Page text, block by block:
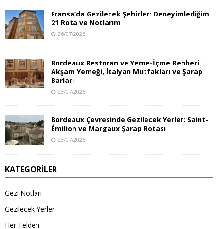
Fransa’da Gezilecek Şehirler: Deneyimlediğim
21 Rota ve Notlarım
26/07/2026
Bordeaux Restoran ve Yeme-İçme Rehberi:
Akşam Yemeği, İtalyan Mutfakları ve Şarap
Barları
23/07/2026
Bordeaux Çevresinde Gezilecek Yerler: Saint-
Émilion ve Margaux Şarap Rotası
23/07/2026
KATEGORILER
Gezi Notları
Gezilecek Yerler
Her Telden